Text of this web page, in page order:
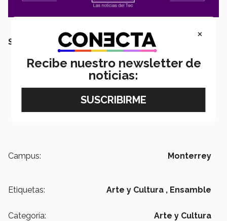
SEGURAMENTE QUERRÁS LEER TAMBIÉN:
Campus: Monterrey
Etiquetas: Arte y Cultura , Ensamble
Categoría: Arte y Cultura
×
Recibe nuestro newsletter de
noticias: